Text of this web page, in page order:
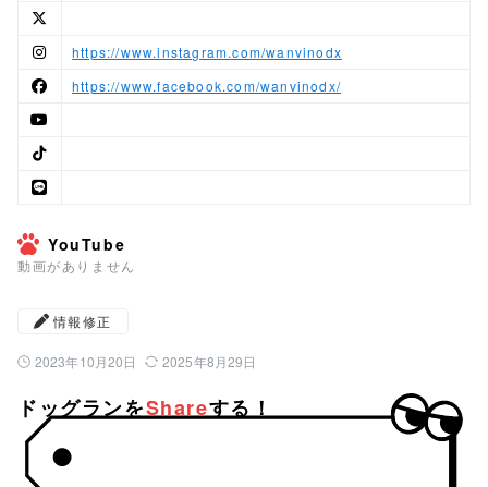
https://www.instagram.com/wanvinodx
https://www.facebook.com/wanvinodx/
YouTube
動画がありません
情報修正
公開日：
2023年10月20日 最終更新日：
2025年8月29日
ドッグランをShareする！